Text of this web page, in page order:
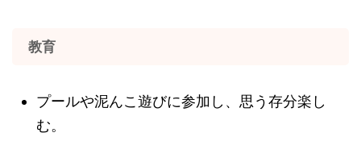
教育
プールや泥んこ遊びに参加し、思う存分楽し
む。